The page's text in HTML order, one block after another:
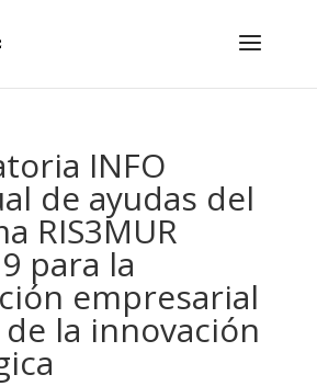
INFO
de ayudas del
RIS3MUR
para la
empresarial
la innovación